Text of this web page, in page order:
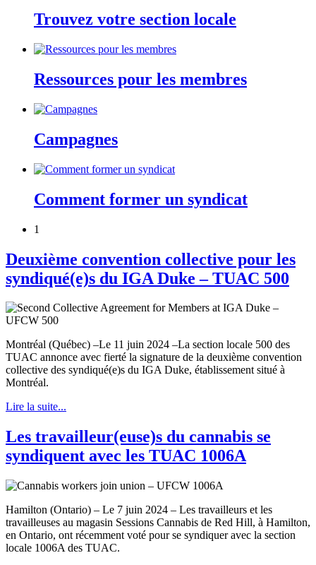
Trouvez votre section locale
Ressources pour les membres
Campagnes
Comment former un syndicat
1
Deuxième convention collective pour les
syndiqué(e)s du IGA Duke – TUAC 500
Montréal (Québec) –Le 11 juin 2024 –La section locale 500 des
TUAC annonce avec fierté la signature de la deuxième convention
collective des syndiqué(e)s du IGA Duke, établissement situé à
Montréal.
Lire la suite...
Les travailleur(euse)s du cannabis se
syndiquent avec les TUAC 1006A
Hamilton (Ontario) – Le 7 juin 2024 – Les travailleurs et les
travailleuses au magasin Sessions Cannabis de Red Hill, à Hamilton,
en Ontario, ont récemment voté pour se syndiquer avec la section
locale 1006A des TUAC.